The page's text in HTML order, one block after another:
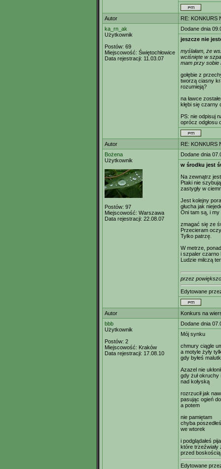
Autor
RE: KONKURS
ka_rn_ak
Użytkownik
Postów: 69
Miejscowość: Świętochłowice
Data rejestracji: 11.03.07
Dodane dnia
jeszcze nie
myślałam, że
wciśnięte w
mam przy sobie
gołębie z
tworzą ciasny
rozumieją?
na ławce
kłębi się czarny
PS: nie odpisuj
oprócz odgłosu
Autor
RE: KONKURS
Bożena
Użytkownik
Postów: 97
Miejscowość: Warszawa
Data rejestracji: 22.08.07
Dodane dnia
w środku jest
Na zewnątrz
Ptaki nie
zastygły w
Jest kolejny
głucha jak
Oni tam są, i
zmagać się ze
Przecieram
Tylko patrzę.
W metrze,
i szpaler czarno
Ludzie milczą
przez
Edytowane
Autor
Konkurs na
bbb
Użytkownik
Postów: 2
Miejscowość: Kraków
Data rejestracji: 17.08.10
Dodane dnia
Mój synku
chmury ciągle
a motyle żyły
gdy byłeś
Azazel nie
gdy żuł okruchy
nad kołyską
rozrzucił jak
pasując ogień
a potem
nie pamiętam
chyba
we wtorek
i podglądałeś
które trzeźwiały
przed boskością
Edytowane